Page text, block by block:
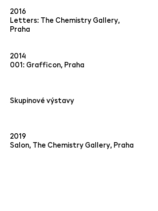
2016
Letters: The Chemistry Gallery,
Praha
2014
001: Grafficon, Praha
Skupinové výstavy
2019
Salon, The Chemistry Gallery, Praha